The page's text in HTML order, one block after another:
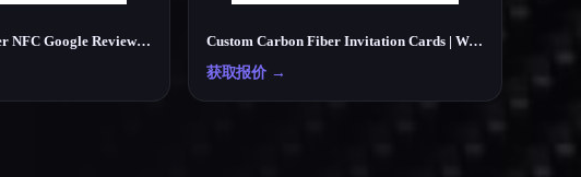
Custom Carbon Fiber NFC Google Review Card – Smart Tap Review Card for Businesses
Custom Carbon Fiber Invitation Cards | Wedding, Party, Business Cards Manufacturer
获取报价→